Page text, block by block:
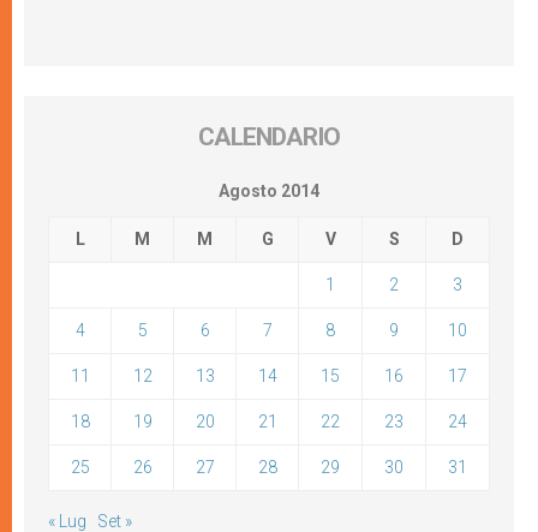
CALENDARIO
Agosto 2014
L M M G V S D
1 2 3
4 5 6 7 8 9 10
11 12 13 14 15 16 17
18 19 20 21 22 23 24
25 26 27 28 29 30 31
« Lug Set »